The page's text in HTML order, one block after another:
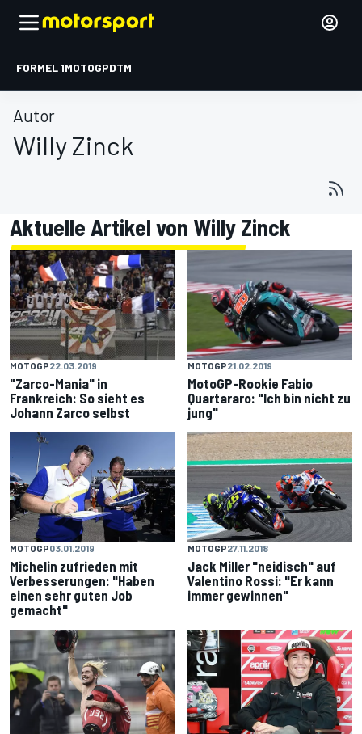
FORMEL 1MOTOGPDTM
Autor
Willy Zinck
Aktuelle Artikel von Willy Zinck
MOTOGP22.03.2019
"Zarco-Mania" in
Frankreich: So sieht es
Johann Zarco selbst
MOTOGP21.02.2019
MotoGP-Rookie Fabio
Quartararo: "Ich bin nicht zu
jung"
MOTOGP03.01.2019
Michelin zufrieden mit
Verbesserungen: "Haben
einen sehr guten Job
gemacht"
MOTOGP27.11.2018
Jack Miller "neidisch" auf
Valentino Rossi: "Er kann
immer gewinnen"